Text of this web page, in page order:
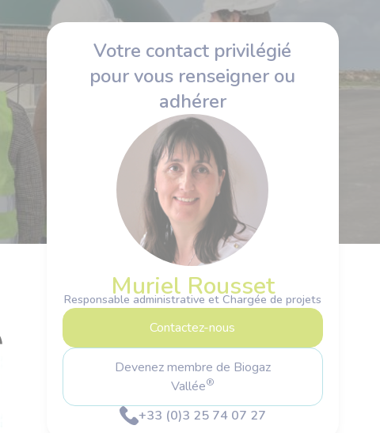
Votre contact privilégié
pour vous renseigner ou
adhérer
Muriel Rousset
Responsable administrative et Chargée de projets
Contactez-nous
Devenez membre de Biogaz
Vallée®
+33 (0)3 25 74 07 27